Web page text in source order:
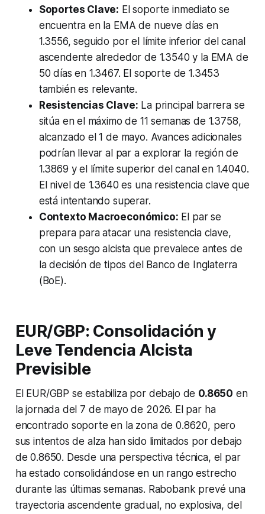
Soportes Clave: El soporte inmediato se
encuentra en la EMA de nueve días en
1.3556, seguido por el límite inferior del canal
ascendente alrededor de 1.3540 y la EMA de
50 días en 1.3467. El soporte de 1.3453
también es relevante.
Resistencias Clave: La principal barrera se
sitúa en el máximo de 11 semanas de 1.3758,
alcanzado el 1 de mayo. Avances adicionales
podrían llevar al par a explorar la región de
1.3869 y el límite superior del canal en 1.4040.
El nivel de 1.3640 es una resistencia clave que
está intentando superar.
Contexto Macroeconómico: El par se
prepara para atacar una resistencia clave,
con un sesgo alcista que prevalece antes de
la decisión de tipos del Banco de Inglaterra
(BoE).
EUR/GBP: Consolidación y
Leve Tendencia Alcista
Previsible
El EUR/GBP se estabiliza por debajo de 0.8650 en
la jornada del 7 de mayo de 2026. El par ha
encontrado soporte en la zona de 0.8620, pero
sus intentos de alza han sido limitados por debajo
de 0.8650. Desde una perspectiva técnica, el par
ha estado consolidándose en un rango estrecho
durante las últimas semanas. Rabobank prevé una
trayectoria ascendente gradual, no explosiva, del